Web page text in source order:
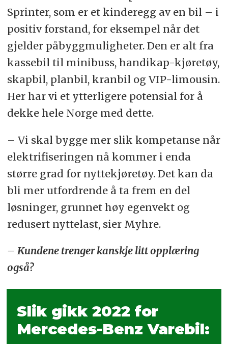
Sprinter, som er et kinderegg av en bil – i
positiv forstand, for eksempel når det
gjelder påbyggmuligheter. Den er alt fra
kassebil til minibuss, handikap-kjøretøy,
skapbil, planbil, kranbil og VIP-limousin.
Her har vi et ytterligere potensial for å
dekke hele Norge med dette.
– Vi skal bygge mer slik kompetanse når
elektrifiseringen nå kommer i enda
større grad for nyttekjøretøy. Det kan da
bli mer utfordrende å ta frem en del
løsninger, grunnet høy egenvekt og
redusert nyttelast, sier Myhre.
– Kundene trenger kanskje litt opplæring
også?
Slik gikk 2022 for
Mercedes-Benz Varebil: